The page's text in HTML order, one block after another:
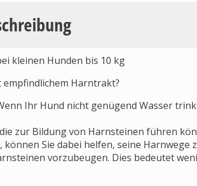
kleinen Hunden bis 10 kg
Harntrakt?
Ihr Hund nicht genügend Wasser
zur Bildung von Harnsteinen führen
Sie dabei helfen, seine Harnwege
vorzubeugen. Dies bedeutet